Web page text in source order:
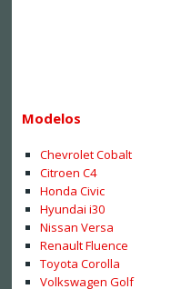
Modelos
Chevrolet Cobalt
Citroen C4
Honda Civic
Hyundai i30
Nissan Versa
Renault Fluence
Toyota Corolla
Volkswagen Golf